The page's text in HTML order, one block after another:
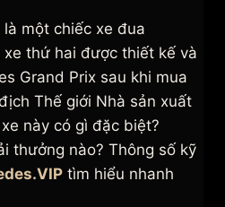
là một chiếc xe đua
xe thứ hai được thiết kế và
Grand Prix sau khi mua
Thế giới Nhà sản xuất
này có gì đặc biệt?
thưởng nào? Thông số kỹ
tìm hiểu nhanh